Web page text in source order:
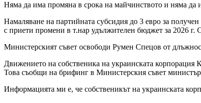
Няма да има промяна в срока на майчинството и няма да
Намаляване на партийната субсидия до 3 евро за
с приети промени в т.нар удължителен бюджет за 2026 г.
Министерският съвет освободи Румен Спецов от
Движението на собственика на украинската
Това съобщи на брифинг в Министерския съвет
Информацията ми е, че собственикът на украинската